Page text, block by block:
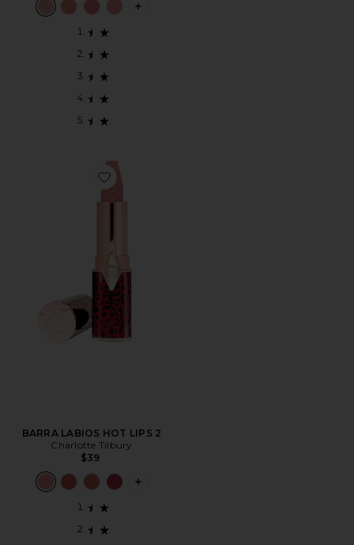
PLUS ICON TO SEE MORE OPTIONS
Favorite BARRA LABIOS HOT LIPS 2
BARRA LABIOS HOT LIPS 2
Charlotte Tilbury
$39
PLUS ICON TO SEE MORE OPTIONS